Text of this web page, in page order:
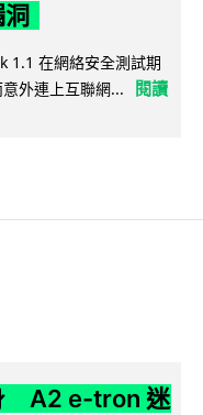
1.1 在網絡安全測試期
外連上互聯網...
閱讀
A2 e-tron 迷